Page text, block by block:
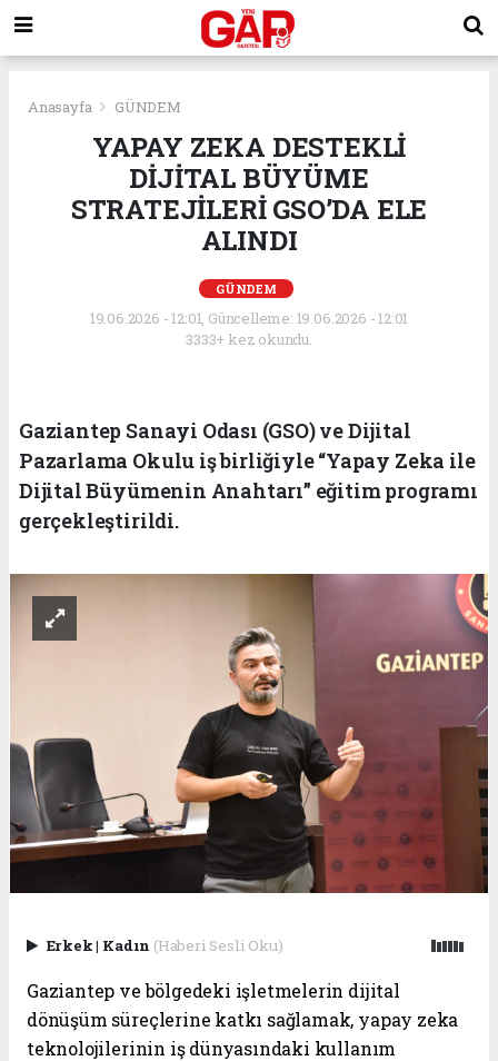
Anasayfa GÜNDEM
YAPAY ZEKA DESTEKLİ
DİJİTAL BÜYÜME
STRATEJİLERİ GSO’DA ELE
ALINDI
GÜNDEM
19.06.2026 - 12:01, Güncelleme: 19.06.2026 - 12:01
3333+ kez okundu.
Gaziantep Sanayi Odası (GSO) ve Dijital
Pazarlama Okulu iş birliğiyle “Yapay Zeka ile
Dijital Büyümenin Anahtarı” eğitim programı
gerçekleştirildi.
Erkek| Kadın (Haberi Sesli Oku)
Gaziantep ve bölgedeki işletmelerin dijital
dönüşüm süreçlerine katkı sağlamak, yapay zeka
teknolojilerinin iş dünyasındaki kullanım